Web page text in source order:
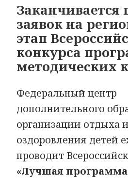
Заканчивается
заявок на
этап
конкурса
методических
Федеральный центр
дополнительного
организации отдыха и
оздоровления детей
проводит
«Лучшая программа